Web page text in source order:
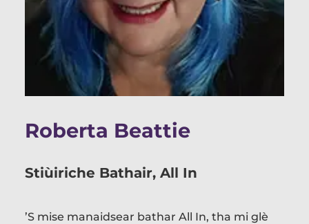
Roberta Beattie
Stiùiriche Bathair, All In
’S mise manaidsear bathar All In, tha mi glè